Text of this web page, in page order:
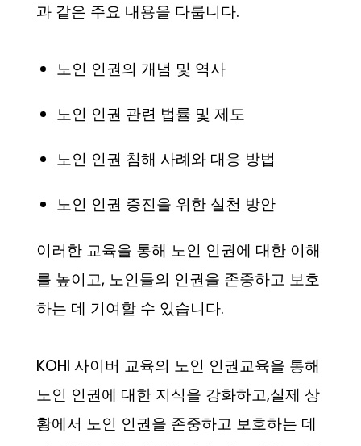
과 같은 주요 내용을 다룹니다.
노인 인권의 개념 및 역사
노인 인권 관련 법률 및 제도
노인 인권 침해 사례와 대응 방법
노인 인권 증진을 위한 실천 방안
이러한 교육을 통해 노인 인권에 대한 이해
를 높이고, 노인들의 인권을 존중하고 보호
하는 데 기여할 수 있습니다.
KOHI 사이버 교육의 노인 인권교육을 통해
노인 인권에 대한 지식을 강화하고,실제 상
황에서 노인 인권을 존중하고 보호하는 데